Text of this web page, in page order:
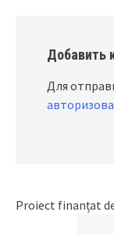
Добавить
Для
Proiect finanțat